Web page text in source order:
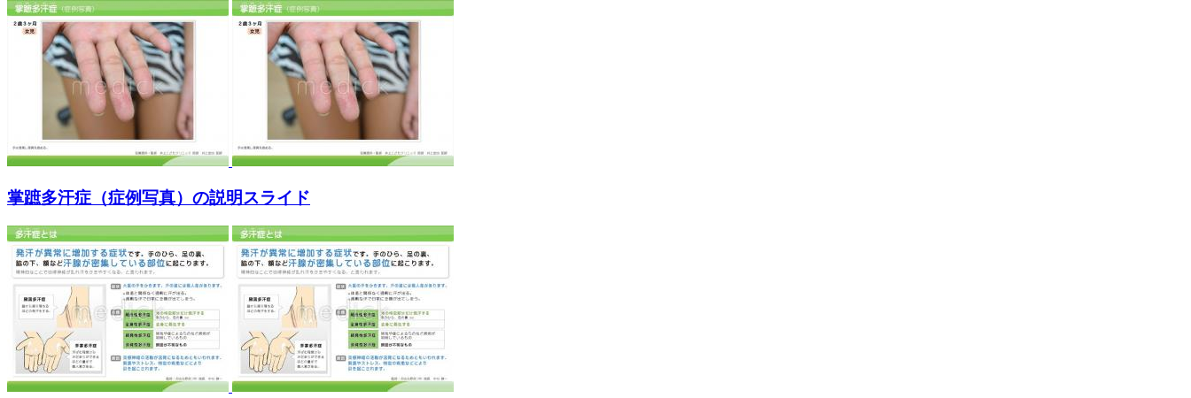
掌蹠多汗症（症例写真）の説明スライド